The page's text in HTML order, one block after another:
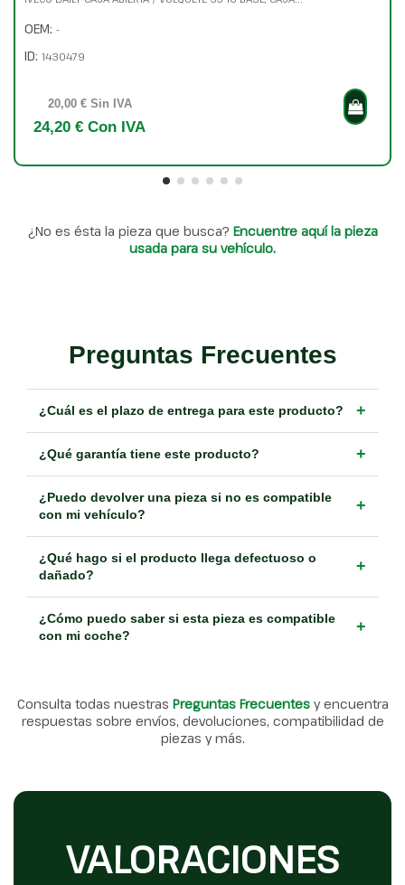
OEM: -
ID: 1430479
20,00 € Sin IVA
24,20 € Con IVA
¿No es ésta la pieza que busca? Encuentre aquí la pieza
usada para su vehículo.
Preguntas Frecuentes
¿Cuál es el plazo de entrega para este producto? +
¿Qué garantía tiene este producto? +
¿Puedo devolver una pieza si no es compatible
con mi vehículo?
+
¿Qué hago si el producto llega defectuoso o
dañado?
+
¿Cómo puedo saber si esta pieza es compatible
con mi coche?
+
Consulta todas nuestras Preguntas Frecuentes y encuentra
respuestas sobre envíos, devoluciones, compatibilidad de
piezas y más.
VALORACIONES